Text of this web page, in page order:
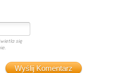
się
Wyślij Komentarz